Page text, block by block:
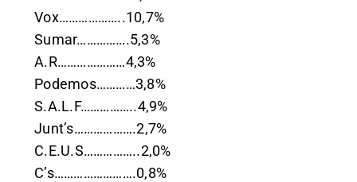
Vox………………..10,7%
Sumar…………….5,3%
A.R…………………4,3%
Podemos…………3,8%
S.A.L.F……………..4,9%
Junt’s……………….2,7%
C.E.U.S……………..2,0%
C’s…………………….0,8%